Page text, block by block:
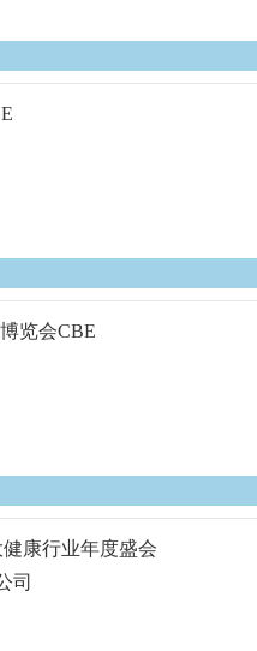
览会CBE
康行业年度盛会
司